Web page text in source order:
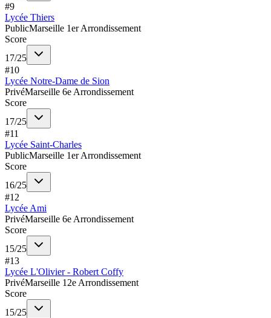
#9
Lycée Thiers
PublicMarseille 1er Arrondissement
Score
17/25
#10
Lycée Notre-Dame de Sion
PrivéMarseille 6e Arrondissement
Score
17/25
#11
Lycée Saint-Charles
PublicMarseille 1er Arrondissement
Score
16/25
#12
Lycée Ami
PrivéMarseille 6e Arrondissement
Score
15/25
#13
Lycée L'Olivier - Robert Coffy
PrivéMarseille 12e Arrondissement
Score
15/25